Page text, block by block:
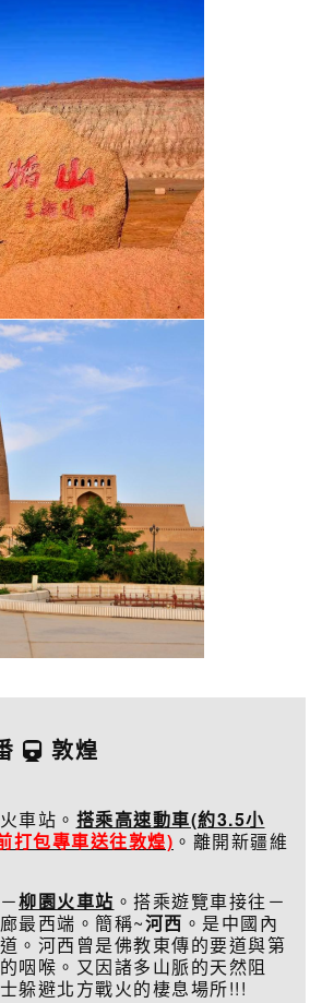
敦煌
車站。 搭乘高速動車(約3.5小
打包專車送往敦煌) 。離開新疆維
柳園火車站 。搭乘遊覽車接往－
最西端。簡稱~河西 。是中國內
。河西曾是佛教東傳的要道與第
咽喉。又因諸多山脈的天然阻
躲避北方戰火的棲息場所!!!